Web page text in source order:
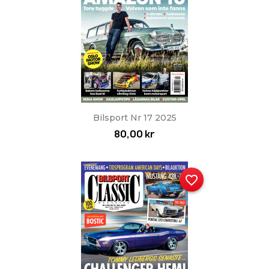
Bilsport Nr 17 2025
80,00 kr
favorite_border